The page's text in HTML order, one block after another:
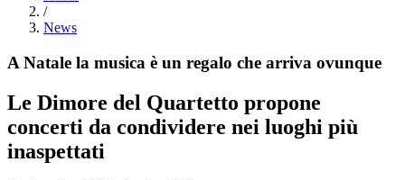
/
News
A Natale la musica è un regalo che arriva ovunque
Le Dimore del Quartetto propone
concerti da condividere nei luoghi più
inaspettati